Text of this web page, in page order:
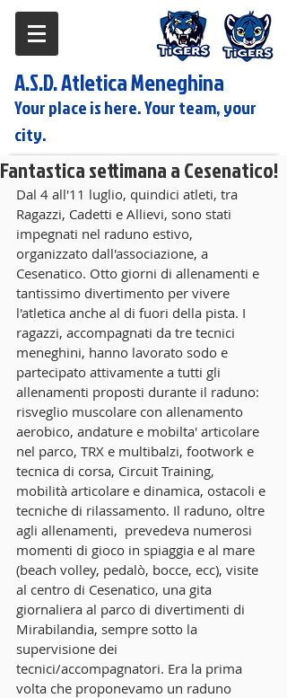
A.S.D. Atletica Meneghina
Your place is here. Your team, your
city.
Fantastica settimana a Cesenatico!
Dal 4 all'11 luglio, quindici atleti, tra
Ragazzi, Cadetti e Allievi, sono stati
impegnati nel raduno estivo,
organizzato dall'associazione, a
Cesenatico. Otto giorni di allenamenti e
tantissimo divertimento per vivere
l'atletica anche al di fuori della pista. I
ragazzi, accompagnati da tre tecnici
meneghini, hanno lavorato sodo e
partecipato attivamente a tutti gli
allenamenti proposti durante il raduno:
risveglio muscolare con allenamento
aerobico, andature e mobilta' articolare
nel parco, TRX e multibalzi, footwork e
tecnica di corsa, Circuit Training,
mobilità articolare e dinamica, ostacoli e
tecniche di rilassamento. Il raduno, oltre
agli allenamenti,  prevedeva numerosi
momenti di gioco in spiaggia e al mare
(beach volley, pedalò, bocce, ecc), visite
al centro di Cesenatico, una gita
giornaliera al parco di divertimenti di
Mirabilandia, sempre sotto la
supervisione dei
tecnici/accompagnatori. Era la prima
volta che proponevamo un raduno